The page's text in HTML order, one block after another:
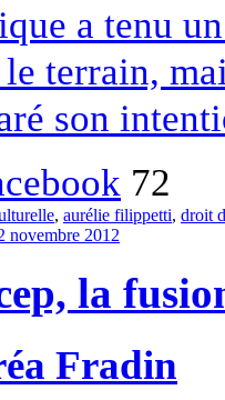
a tenu
terrain,
son
72
, aurélie filippetti, droit
novembre 2012
la
Fradin